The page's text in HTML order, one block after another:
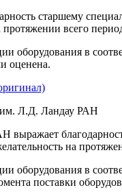
старшему
всего
оборудования в
оценена.
Л.Д. Ландау РАН
на
оборудования в
поставки